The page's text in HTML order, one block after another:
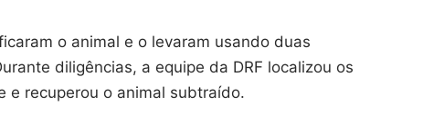
o animal e o levaram usando duas
diligências, a equipe da DRF localizou os
e recuperou o animal subtraído.